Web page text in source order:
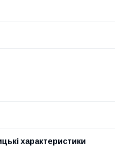
характеристики